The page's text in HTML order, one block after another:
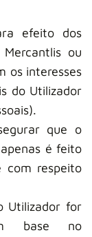
efeito dos
ou
os interesses
do Utilizador
que o
é feito
com respeito
Utilizador for
base no